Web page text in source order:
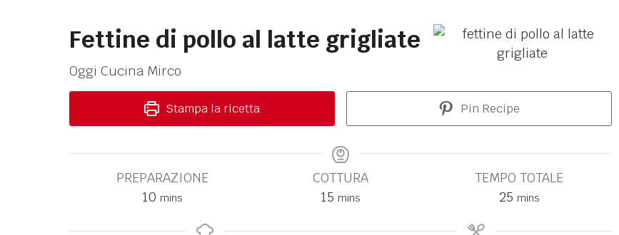
Fettine di pollo al latte grigliate
Oggi Cucina Mirco
Stampa la ricetta Pin Recipe
PREPARAZIONE
10 mins
COTTURA
15 mins
TEMPO TOTALE
25 mins